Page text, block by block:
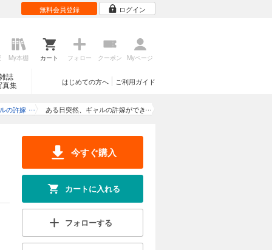
無料会員登録 ログイン
My本棚 カート フォロー クーポン Myページ
誌
真集
ご利用ガイド
はじめての方へ
の許嫁
ある日突然、ギャルの許嫁ができ
今すぐ購入
カートに入れる
フォローする